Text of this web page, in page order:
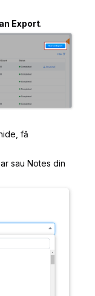
Export.
fă
sau Notes din